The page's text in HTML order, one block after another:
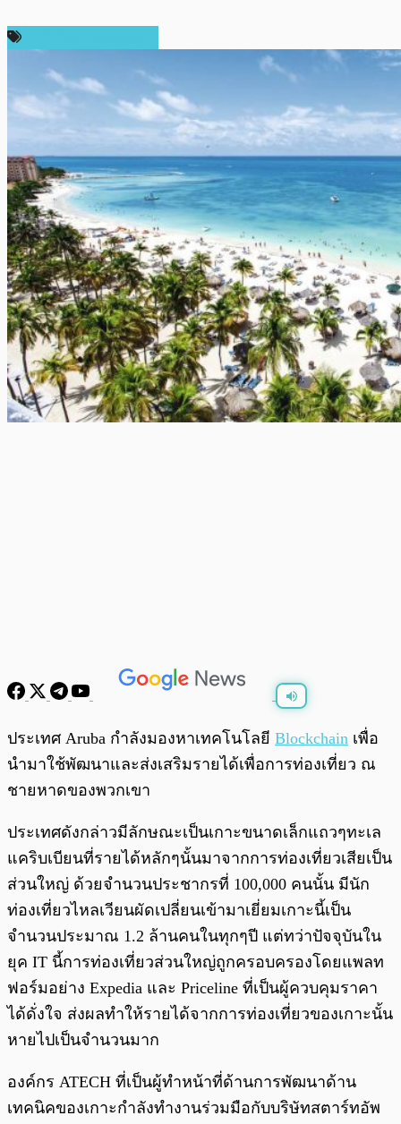
ประเทศ Aruba กำลังมองหาเทคโนโลยี Blockchain เพื่อ
นำมาใช้พัฒนาและส่งเสริมรายได้เพื่อการท่องเที่ยว ณ
ชายหาดของพวกเขา
ประเทศดังกล่าวมีลักษณะเป็นเกาะขนาดเล็กแถวๆทะเล
แคริบเบียนที่รายได้หลักๆนั้นมาจากการท่องเที่ยวเสียเป็น
ส่วนใหญ่ ด้วยจำนวนประชากรที่ 100,000 คนนั้น มีนัก
ท่องเที่ยวไหลเวียนผัดเปลี่ยนเข้ามาเยี่ยมเกาะนี้เป็น
จำนวนประมาณ 1.2 ล้านคนในทุกๆปี แต่ทว่าปัจจุบันใน
ยุค IT นี้การท่องเที่ยวส่วนใหญ่ถูกครอบครองโดยแพลท
ฟอร์มอย่าง Expedia และ Priceline ที่เป็นผู้ควบคุมราคา
ได้ดั่งใจ ส่งผลทำให้รายได้จากการท่องเที่ยวของเกาะนั้น
หายไปเป็นจำนวนมาก
องค์กร ATECH ที่เป็นผู้ทำหน้าที่ด้านการพัฒนาด้าน
เทคนิคของเกาะกำลังทำงานร่วมมือกับบริษัทสตาร์ทอัพ